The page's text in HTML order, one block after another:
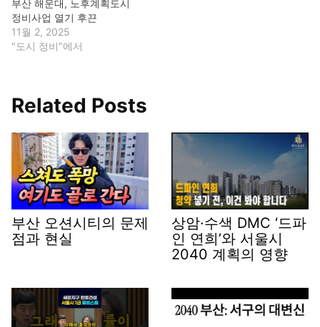
부산 해운대, 노후계획도시
정비사업 열기 후끈
11월 2, 2025
"도시 정비"에서
Related Posts
부산 오션시티의 문제
점과 현실
상암·수색 DMC ‘드파
인 연희’와 서울시
2040 계획의 영향